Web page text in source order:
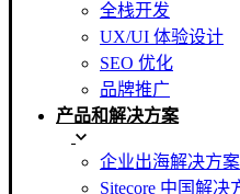
全栈开发
UX/UI 体验设计
SEO 优化
品牌推广
产品和解决方案
企业出海解决方案
Sitecore 中国解决